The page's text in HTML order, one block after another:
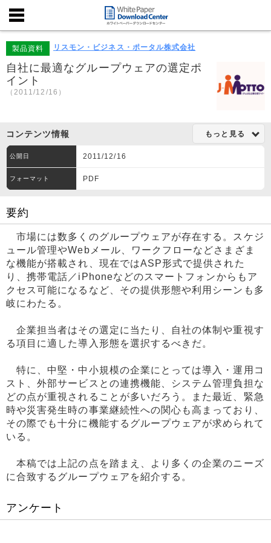
製品資料 リスモン・ビジネス・ポータル株式会社
自社に最適なグループウェアの選定ポ
イント
（2011/12/16）
コンテンツ情報 もっと見る
公開日 2011/12/16
フォーマット PDF
要約
市場には数多くのグループウェアが存在する。スケジ
ュール管理やWebメール、ワークフローなどさまざま
な機能が搭載され、現在ではASP形式で提供された
り、携帯電話／iPhoneなどのスマートフォンからもア
クセス可能になるなど、その提供形態や利用シーンも多
岐にわたる。
企業担当者はその選定に当たり、自社の体制や重視す
る項目に適した導入形態を選択するべきだ。
特に、中堅・中小規模の企業にとっては導入・運用コ
スト、外部サービスとの連携機能、システム管理負担な
どの点が重視されることが多いだろう。また最近、緊急
時や災害発生時の事業継続性への関心も高まっており、
その際でも十分に機能するグループウェアが求められて
いる。
本稿では上記の点を踏まえ、より多くの企業のニーズ
に合致するグループウェアを紹介する。
アンケート